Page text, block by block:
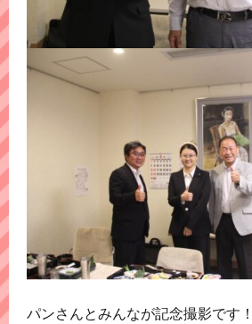
パンさんとみんなが記念撮影です！